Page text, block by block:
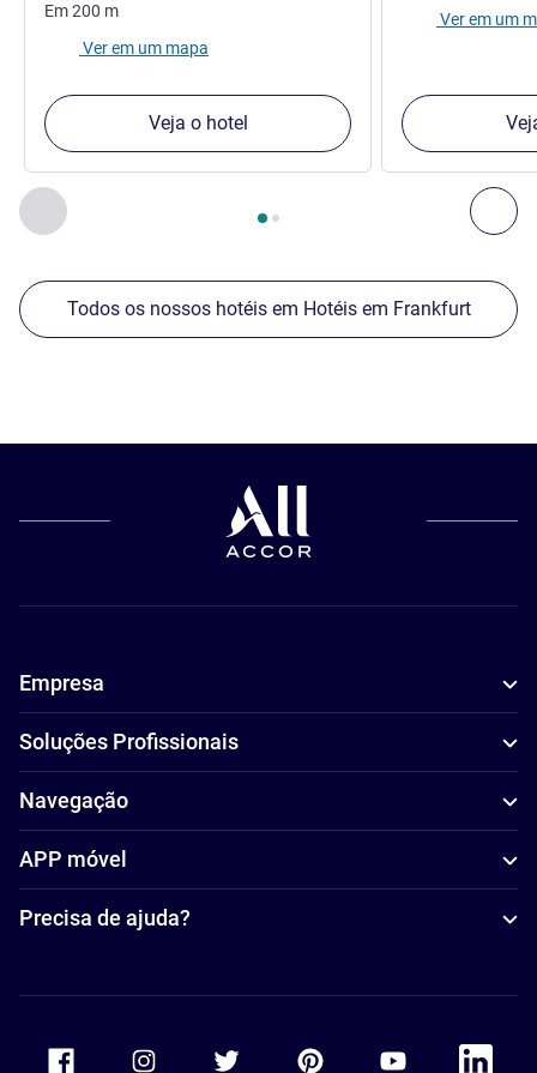
Anterior - Os nossos outros estabelecimentos nas
Página , Os nossos outros estabelecimentos nas
Em200 m
Ver em um mapa
Veja o hotel
Ver em um
Todos os nossos hotéis em Hotéis em Frankfurt
Empresa
Soluções Profissionais
Navegação
APP móvel
Precisa de ajuda?
Accor Facebook Accor TwitterAccor PinterestAccor Youtube
Accor